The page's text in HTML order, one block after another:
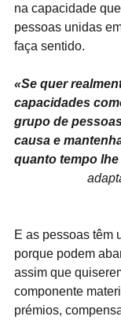
na capacidade
pessoas unidas
faça sentido.
«Se quer
capacidades
grupo de
causa e
quanto tempo
E as pessoas têm
porque podem
assim que
componente
prémios,